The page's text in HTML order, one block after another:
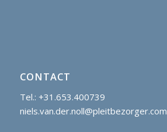
CONTACT
Tel.: +31.653.400739
niels.van.der.noll@pleitbezorger.com